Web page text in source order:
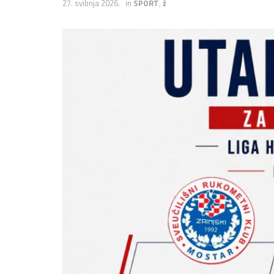
27. svibnja 2026. in SPORT, ž